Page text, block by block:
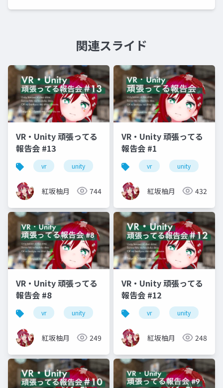
関連スライド
VR・Unity 頑張ってる
報告会 #13
vr unity vrchat
紅坂柚月 744
VR・Unity 頑張ってる
報告会 #1
vr unity
紅坂柚月 432
VR・Unity 頑張ってる
報告会 #8
vr unity vrchat 初心者
紅坂柚月 249
VR・Unity 頑張ってる
報告会 #12
vr unity
紅坂柚月 248